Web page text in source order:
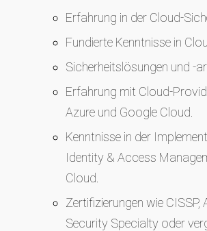
Erfahrung in der Cloud-
Fundierte Kenntnisse in
Sicherheitslösungen und -
Erfahrung mit Cloud-
Azure und Google Cloud.
Kenntnisse in der
Identity & Access
Cloud.
Zertifizierungen wie CISSP,
Security Specialty oder